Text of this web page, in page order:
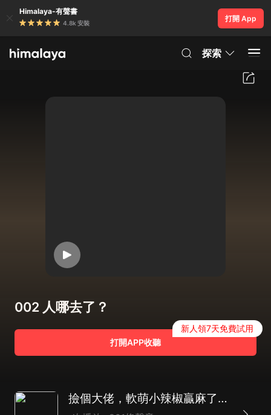
Himalaya-有聲書
4.8k 安裝
打開 App
探索
002 人哪去了？
打開APP收聽
新人領7天免費試用
撿個大佬，軟萌小辣椒贏麻了|1V1高甜|輕鬆 搞笑|虐渣